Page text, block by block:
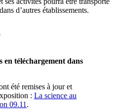
d’autres établissements.
en téléchargement dans
été remises à jour et
: La science au
09.11 .